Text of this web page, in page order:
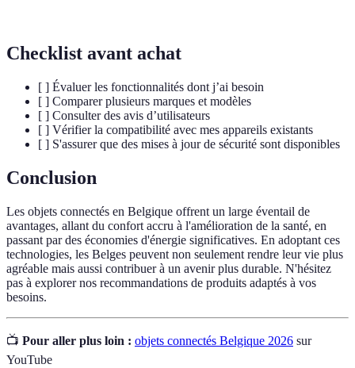
Checklist avant achat
[ ] Évaluer les fonctionnalités dont j’ai besoin
[ ] Comparer plusieurs marques et modèles
[ ] Consulter des avis d’utilisateurs
[ ] Vérifier la compatibilité avec mes appareils existants
[ ] S'assurer que des mises à jour de sécurité sont disponibles
Conclusion
Les objets connectés en Belgique offrent un large éventail de
avantages, allant du confort accru à l'amélioration de la santé, en
passant par des économies d'énergie significatives. En adoptant ces
technologies, les Belges peuvent non seulement rendre leur vie plus
agréable mais aussi contribuer à un avenir plus durable. N'hésitez
pas à explorer nos recommandations de produits adaptés à vos
besoins.
📺 Pour aller plus loin : objets connectés Belgique 2026 sur
YouTube